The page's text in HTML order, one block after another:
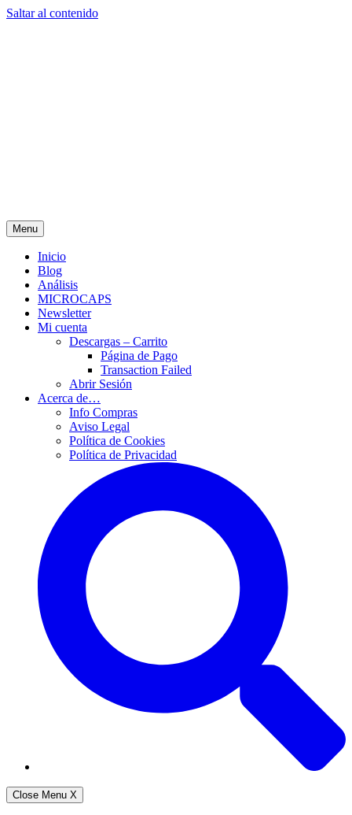
Saltar al contenido
Menu
Inicio
Blog
Análisis
MICROCAPS
Newsletter
Mi cuenta
Descargas – Carrito
Página de Pago
Transaction Failed
Abrir Sesión
Acerca de…
Info Compras
Aviso Legal
Política de Cookies
Política de Privacidad
Close Menu X